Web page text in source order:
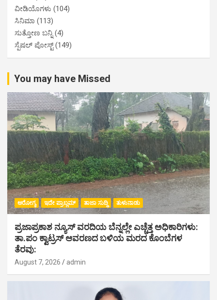
ವೀಡಿಯೊಗಳು (104)
ಸಿನಿಮಾ (113)
ಸುತ್ತೋಣ ಬನ್ನಿ(4)
ಸ್ಪೆಷಲ್ ಪೋಸ್ಟ್(149)
You may have Missed
ಆರೋಗ್ಯ ಇದೇ ಪ್ರಾಬ್ಲಮ್ ತಾಜಾ ಸುದ್ದಿ ತುಳುನಾಡು
ಪ್ರಜಾಪ್ರಕಾಶ ನ್ಯೂಸ್ ವರದಿಯ ಬೆನ್ನಲ್ಲೇ ಎಚ್ಚೆತ್ತ ಅಧಿಕಾರಿಗಳು:
ತಾ.ಪಂ ಕ್ವಾಟ್ರಸ್ ಆವರಣದ ಬಳಿಯ ಮರದ ಕೊಂಬೆಗಳ
ತೆರವು:
August 7, 2026 admin